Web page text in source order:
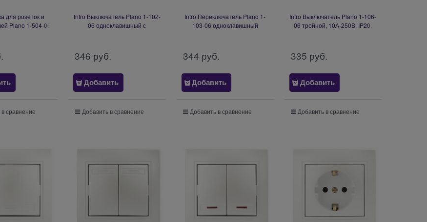
для розеток и
Plano 1-504-06
сравнение
Intro Выключатель Plano 1-102-
06 одноклавишный с
346 руб.
Добавить
Добавить в сравнение
Intro Переключатель Plano 1-
103-06 одноклавишный
344 руб.
Добавить
Добавить в сравнение
Intro Выключатель Plano 1-106-
06 тройной, 10А-250В, IP20,
335 руб.
Добавить
Добавить в сравнение